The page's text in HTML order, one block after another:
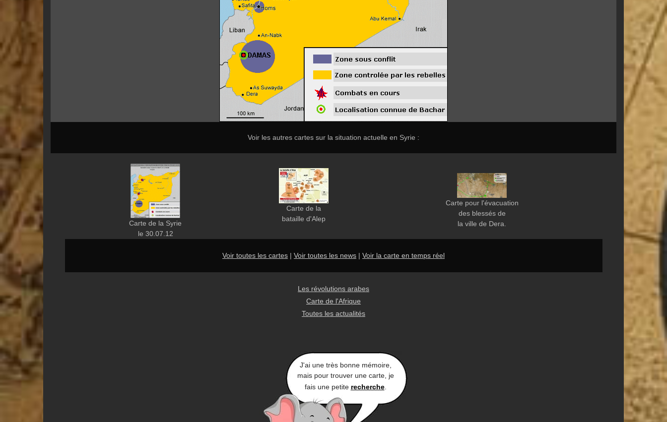
Voir les autres cartes sur la situation actuelle en Syrie :
Carte de la Syrie
le 30.07.12
Carte de la
bataille d'Alep
Carte pour l'évacuation
des blessés de
la ville de Dera.
Voir toutes les cartes | Voir toutes les news | Voir la carte en temps réel
Les révolutions arabes
Carte de l'Afrique
Toutes les actualités
J'ai une très bonne mémoire,
mais pour trouver une carte, je
fais une petite recherche.